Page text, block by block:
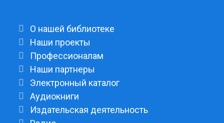
О нашей библиотеке
Наши проекты
Профессионалам
Наши партнеры
Электронный каталог
Аудиокниги
Издательская деятельность